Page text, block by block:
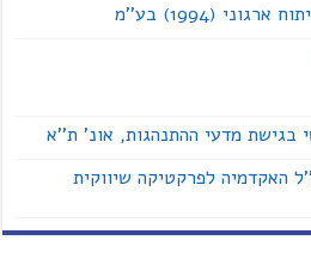
(1994) בע''מ
האקדמיה לפרקטיקה שיווקית